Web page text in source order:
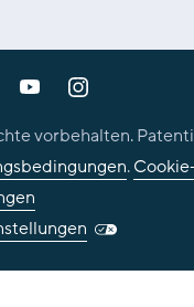
vorbehalten.
.